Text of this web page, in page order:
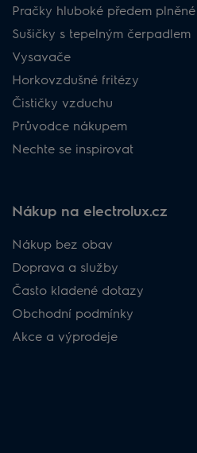
Pračky hluboké předem plněné
Sušičky s tepelným čerpadlem
Vysavače
Horkovzdušné fritézy
Čističky vzduchu
Průvodce nákupem
Nechte se inspirovat
Nákup na electrolux.cz
Nákup bez obav
Doprava a služby
Často kladené dotazy
Obchodní podmínky
Akce a výprodeje